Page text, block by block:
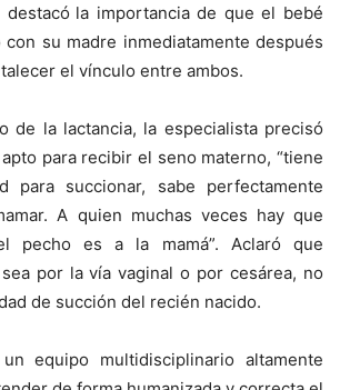
destacó la importancia de que el bebé
su madre inmediatamente después
el vínculo entre ambos.
de la lactancia, la especialista precisó
para recibir el seno materno, “tiene
para succionar, sabe perfectamente
A quien muchas veces hay que
pecho es a la mamá”. Aclaró que
por la vía vaginal o por cesárea, no
de succión del recién nacido.
equipo multidisciplinario altamente